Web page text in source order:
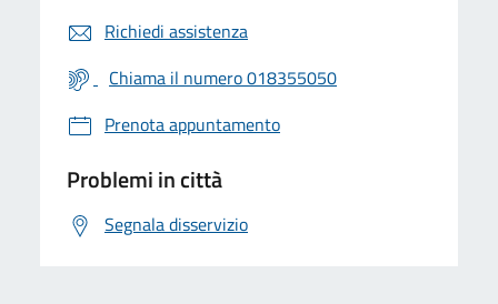
Richiedi assistenza
Chiama il numero 018355050
Prenota appuntamento
Problemi in città
Segnala disservizio